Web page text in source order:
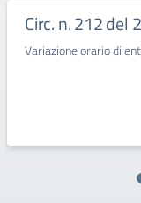
Circ. n. 212 del
Variazione orario di